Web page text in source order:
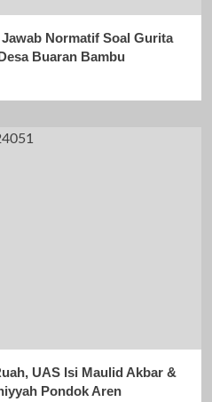
Normatif Soal Gurita
Buaran Bambu
UAS Isi Maulid Akbar &
Pondok Aren